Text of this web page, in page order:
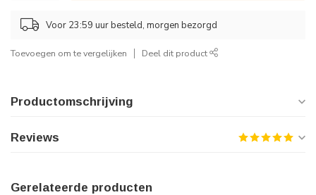
Voor 23:59 uur besteld, morgen bezorgd
Toevoegen om te vergelijken Deel dit product
Productomschrijving
Reviews
Gerelateerde producten